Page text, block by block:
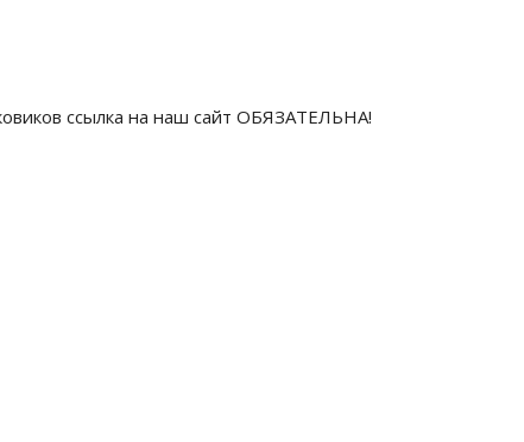
ссылка на наш сайт ОБЯЗАТЕЛЬНА!